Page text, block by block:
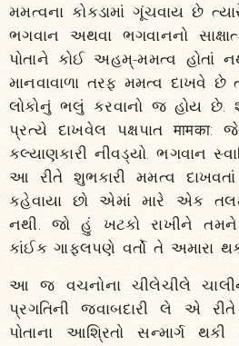
મમત્વના કોકડામાં ગૂંચવાય છે
ભગવાન અથવા ભગવાનનો
પોતાને કોઈ અહમ્-મમત્વ હોતાં
માનવાવાળા તરફ મમત્વ દાખવે છે
લોકોનું ભલું કરવાનો જ હોય છે.
પ્રત્યે દાખવેલ પક્ષપાત
કલ્યાણકારી નીવડ્યો. ભગવાન
આ રીતે શુભકારી મમત્વ
કહેવાયા છો એમાં મારે એક
નથી. જો હું ખટકો રાખીને
કાંઈક ગાફલપણે વર્તો તે અમારા
આ જ વચનોના ચીલેચીલે
પ્રગતિની જવાબદારી લે એ રીતે
પોતાના આશ્રિતો સન્માર્ગ